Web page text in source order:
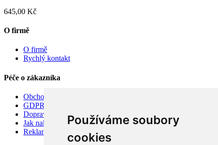
Používáme soubory
cookies
645,00 Kč
O firmě
O firmě
Rychlý kontakt
Péče o zákazníka
Obchodní podmínky
GDPR
Doprava
Jak nakupovat
Reklamace